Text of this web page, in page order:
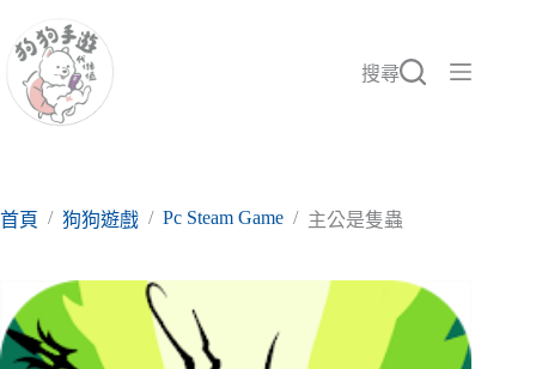
至
要
搜尋
首頁 / 狗狗遊戲 / Pc Steam Game / 主公是隻蟲